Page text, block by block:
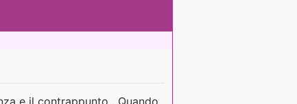
e il contrappunto . Quando